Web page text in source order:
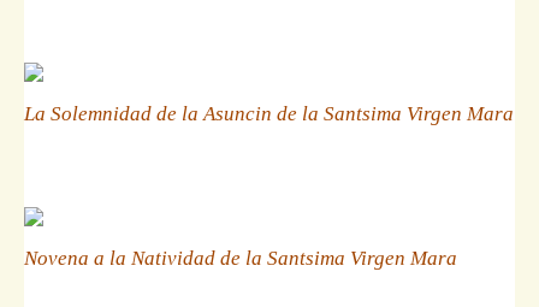
La Solemnidad de la Asuncin de la Santsima Virgen Mara
Novena a la Natividad de la Santsima Virgen Mara